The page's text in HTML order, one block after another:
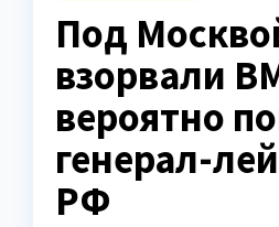
Под
взорвали
вероятно
генерал-
РФ